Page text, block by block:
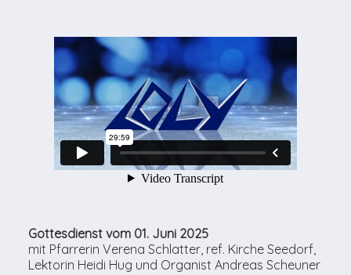
Gottesdienst vom 01. Juni 2025
mit Pfarrerin Verena Schlatter, ref. Kirche Seedorf,
Lektorin Heidi Hug und Organist Andreas Scheuner